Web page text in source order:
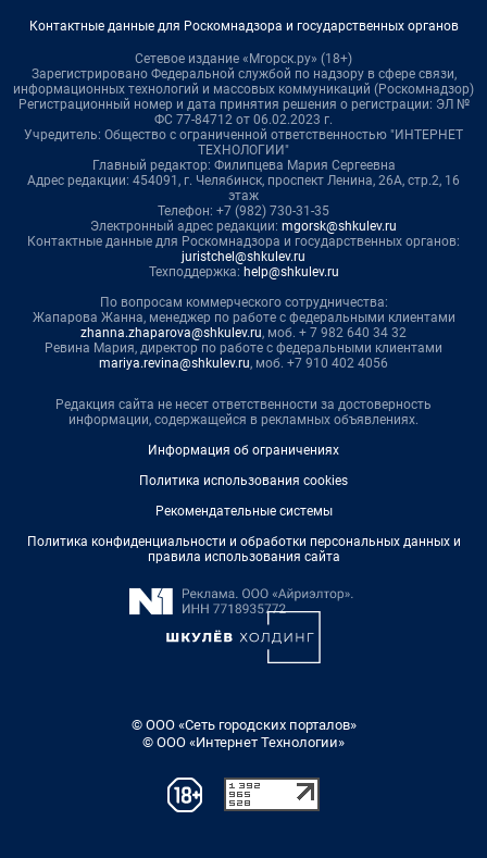
Контактные данные для Роскомнадзора и государственных органов
Сетевое издание «Мгорск.ру» (18+)
Зарегистрировано Федеральной службой по надзору в сфере связи,
информационных технологий и массовых коммуникаций (Роскомнадзор)
Регистрационный номер и дата принятия решения о регистрации: ЭЛ №
ФС 77-84712 от 06.02.2023 г.
Учредитель: Общество с ограниченной ответственностью "ИНТЕРНЕТ
ТЕХНОЛОГИИ"
Главный редактор: Филипцева Мария Сергеевна
Адрес редакции: 454091, г. Челябинск, проспект Ленина, 26А, стр.2, 16
этаж
Телефон: +7 (982) 730-31-35
Электронный адрес редакции: mgorsk@shkulev.ru
Контактные данные для Роскомнадзора и государственных органов:
juristchel@shkulev.ru
Техподдержка: help@shkulev.ru
По вопросам коммерческого сотрудничества:
Жапарова Жанна, менеджер по работе с федеральными клиентами
zhanna.zhaparova@shkulev.ru, моб. + 7 982 640 34 32
Ревина Мария, директор по работе с федеральными клиентами
mariya.revina@shkulev.ru, моб. +7 910 402 4056
Редакция сайта не несет ответственности за достоверность
информации, содержащейся в рекламных объявлениях.
Информация об ограничениях
Политика использования cookies
Рекомендательные системы
Политика конфиденциальности и обработки персональных данных и
правила использования сайта
© ООО «Сеть городских порталов»
© ООО «Интернет Технологии»